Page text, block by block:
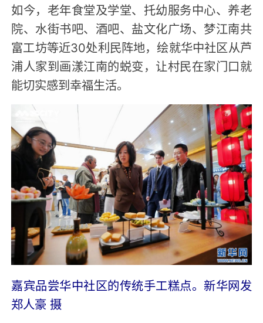
如今，老年食堂及学堂、托幼服务中心、养老
院、水街书吧、酒吧、盐文化广场、梦江南共
富工坊等近30处利民阵地，绘就华中社区从芦
浦人家到画漾江南的蜕变，让村民在家门口就
能切实感到幸福生活。
嘉宾品尝华中社区的传统手工糕点。新华网发
郑人豪 摄